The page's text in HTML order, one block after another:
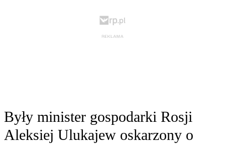
Były minister gospodarki Rosji
Aleksiej Ulukajew oskarzony o